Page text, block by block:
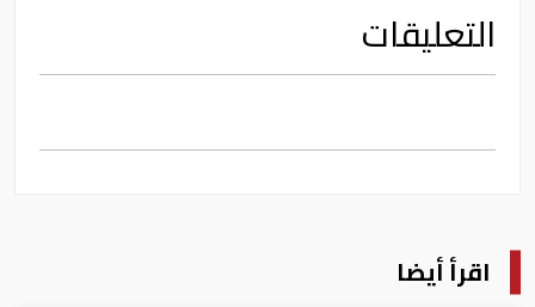
التعليقات
اقرأ أيضا